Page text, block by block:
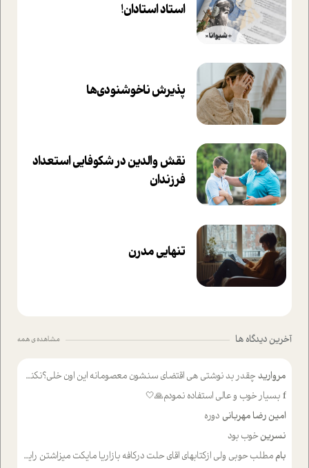
استاد استادان!
پذیرش ناخوشنودی‌ها
نقش والدین در شکوفا‌یی ا‌ستعداد
فرزندان‌
تنهایی مدرن
آخرین دیدگاه ها مشاهده ی همه
مروارید چقدر بد نوشتی هی اقتضای سنشون معصومانه این اون خلی؟نکنه تا چهل سالگی پوشکت میکردن و شیر میخوردی که به اینا میگی کودک
f بسیار خوب و عالی استفاده نمودم🙏🤍
امین رضا مهربانی دوره
نسرینخوب بود
بام مطلب حوبی ولی ازکتابهای اقای حلت درکافه بازاریا مایکت میزاشتن رایگان خوب بود ولی هرکدام خلاصه شده ش تومجله از طریق سایت هم خوبه اینکه درزیر اخرصفحه گذاشته شده خب ادم خبره میره نصب میکنه میخونه ولی هرکسی گوشیش ظرفیتش نداره باتشکر